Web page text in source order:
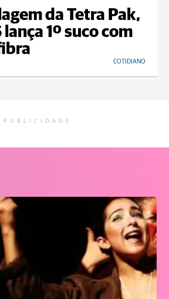
da Tetra Pak,
lança 1º suco com
COTIDIANO
PUBLICIDADE